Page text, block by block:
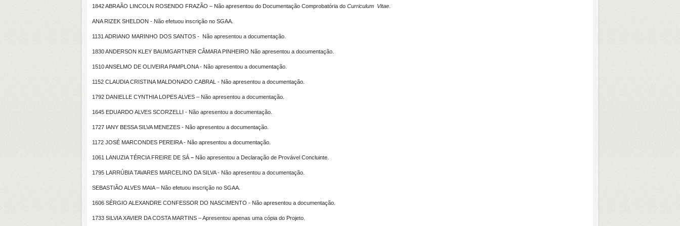
1842 ABRAÃO LINCOLN ROSENDO FRAZÃO – Não apresentou do Documentação Comprobatória do Curriculum Vitae
ANA RIZEK SHELDON - Não efetuou inscrição no SGAA.
1131 ADRIANO MARINHO DOS SANTOS - Não apresentou a documentação.
1830 ANDERSON KLEY BAUMGARTNER CÂMARA PINHEIRO Não apresentou a documentação.
1510 ANSELMO DE OLIVEIRA PAMPLONA - Não apresentou a documentação.
1152 CLAUDIA CRISTINA MALDONADO CABRAL - Não apresentou a documentação.
1792 DANIELLE CYNTHIA LOPES ALVES – Não apresentou a documentação.
1645 EDUARDO ALVES SCORZELLI - Não apresentou a documentação.
1727 IANY BESSA SILVA MENEZES - Não apresentou a documentação.
1172 JOSÉ MARCONDES PEREIRA - Não apresentou a documentação.
1061 LANUZIA TÉRCIA FREIRE DE SÁ – Não apresentou a Declaração de Provável Concluinte.
1795 LARRÚBIA TAVARES MARCELINO DA SILVA - Não apresentou a documentação.
SEBASTIÃO ALVES MAIA – Não efetuou inscrição no SGAA.
1606 SÉRGIO ALEXANDRE CONFESSOR DO NASCIMENTO - Não apresentou a documentação.
1733 SILVIA XAVIER DA COSTA MARTINS – Apresentou apenas uma cópia do Projeto.